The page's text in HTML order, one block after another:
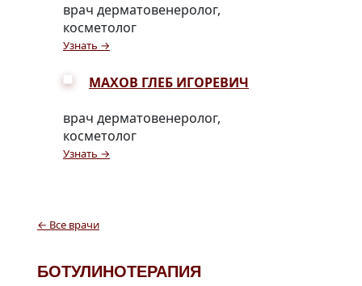
врач дерматовенеролог,
косметолог
Узнать →
МАХОВ ГЛЕБ ИГОРЕВИЧ
врач дерматовенеролог,
косметолог
Узнать →
← Все врачи
БОТУЛИНОТЕРАПИЯ